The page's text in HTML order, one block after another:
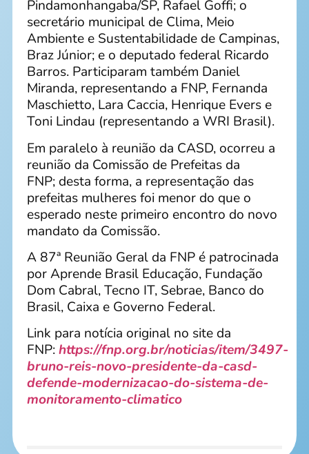
Pindamonhangaba/SP, Rafael Goffi; o
secretário municipal de Clima, Meio
Ambiente e Sustentabilidade de Campinas,
Braz Júnior; e o deputado federal Ricardo
Barros. Participaram também Daniel
Miranda, representando a FNP, Fernanda
Maschietto, Lara Caccia, Henrique Evers e
Toni Lindau (representando a WRI Brasil).
Em paralelo à reunião da CASD, ocorreu a
reunião da Comissão de Prefeitas da
FNP; desta forma, a representação das
prefeitas mulheres foi menor do que o
esperado neste primeiro encontro do novo
mandato da Comissão.
A 87ª Reunião Geral da FNP é patrocinada
por Aprende Brasil Educação, Fundação
Dom Cabral, Tecno IT, Sebrae, Banco do
Brasil, Caixa e Governo Federal.
Link para notícia original no site da
FNP:https://fnp.org.br/noticias/item/3497-
bruno-reis-novo-presidente-da-casd-
defende-modernizacao-do-sistema-de-
monitoramento-climatico